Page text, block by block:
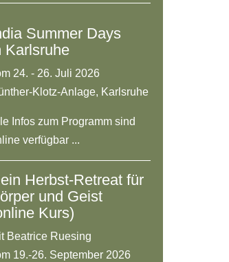
Summer Days
Karlsruhe
24. - 26. Juli 2026
Klotz-Anlage, Karlsruhe
Infos zum Programm sind
verfügbar ...
Herbst-Retreat für
und Geist
Kurs)
Beatrice Ruesing
19.-26. September 2026